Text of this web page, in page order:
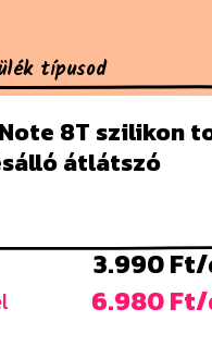
8T szilikon
átlátszó
3.990
6.980